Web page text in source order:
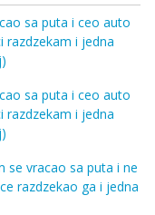
sa puta i ceo auto
razdzekam i jedna
sa puta i ceo auto
razdzekam i jedna
se vracao sa puta i ne
razdzekao ga i jedna